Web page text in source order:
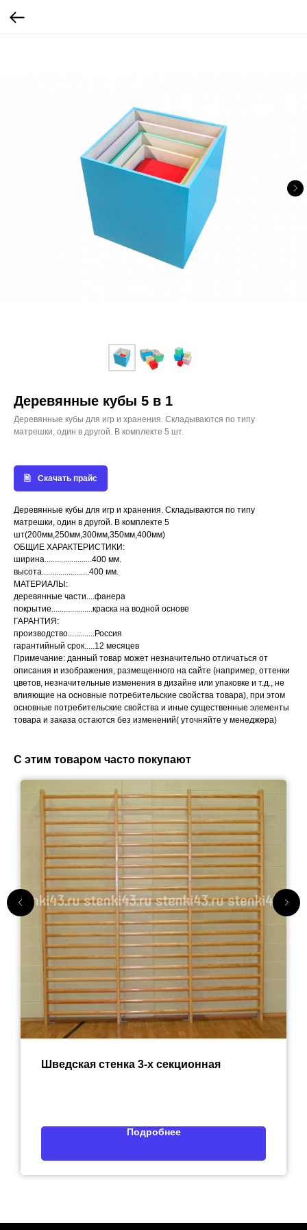
Деревянные кубы 5 в 1
Деревянные кубы для игр и хранения. Складываются по типу
матрешки, один в другой. В комплекте 5 шт.
Скачать прайс
Деревянные кубы для игр и хранения. Складываются по типу
матрешки, один в другой. В комплекте 5
шт(200мм,250мм,300мм,350мм,400мм)
ОБЩИЕ ХАРАКТЕРИСТИКИ:
ширина.......................400 мм.
высота.......................400 мм.
МАТЕРИАЛЫ:
деревянные части....фанера
покрытие....................краска на водной основе
ГАРАНТИЯ:
производство.............Россия
гарантийный срок.....12 месяцев
Примечание: данный товар может незначительно отличаться от
описания и изображения, размещенного на сайте (например, оттенки
цветов, незначительные изменения в дизайне или упаковке и т.д., не
влияющие на основные потребительские свойства товара), при этом
основные потребительские свойства и иные существенные элементы
товара и заказа остаются без изменений( уточняйте у менеджера)
С этим товаром часто покупают
Шведская стенка 3-х секционная
Подробнее